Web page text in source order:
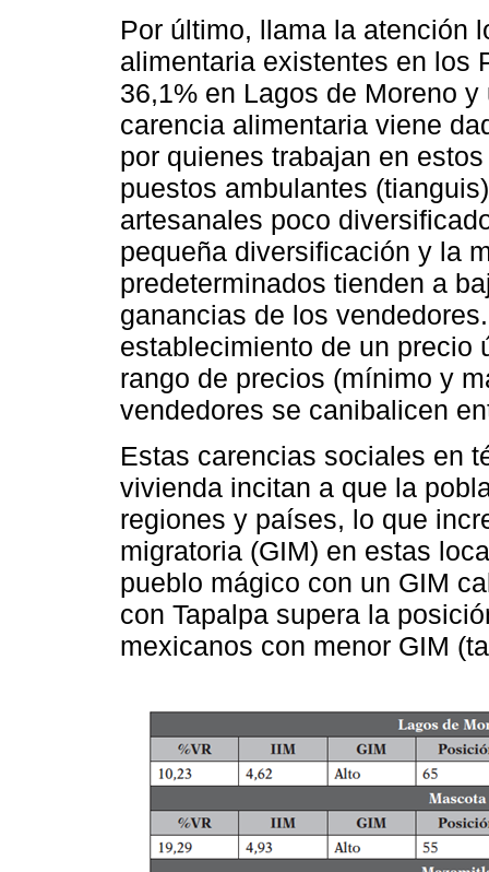
Por último, llama la atención
alimentaria existentes en los
36,1% en Lagos de Moreno
carencia alimentaria viene
por quienes trabajan en
puestos ambulantes
artesanales poco
pequeña diversificación y la
predeterminados tienden a
ganancias de los
establecimiento de un precio
rango de precios (mínimo y
vendedores se canibalicen
Estas carencias sociales en
vivienda incitan a que la
regiones y países, lo que
migratoria (GIM) en estas
pueblo mágico con un GIM
con Tapalpa supera la
mexicanos con menor GIM